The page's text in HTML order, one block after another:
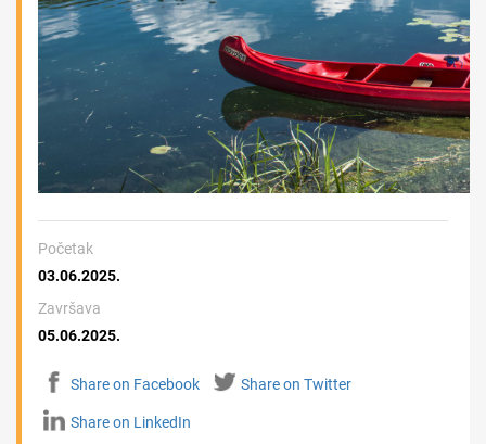
Početak
03.06.2025.
Završava
05.06.2025.
Share on Facebook Share on Twitter
Share on LinkedIn